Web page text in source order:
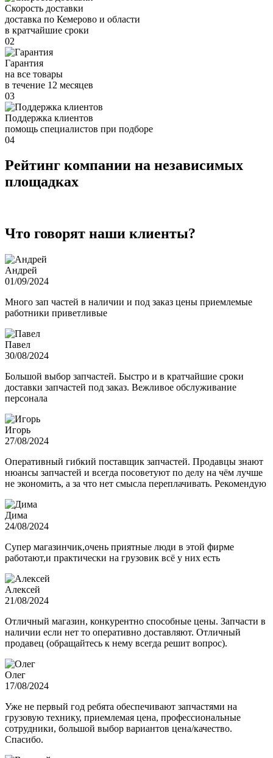
Скорость доставки
доставка по Кемерово и области
в кратчайшие сроки
02
Гарантия
на все товары
в течение 12 месяцев
03
Поддержка клиентов
помощь специалистов при подборе
04
Рейтинг компании на независимых
площадках
Что говорят наши клиенты?
Андрей
01/09/2024
Много зап частей в наличии и под заказ цены приемлемые
работники приветливые
Павел
30/08/2024
Большой выбор запчастей. Быстро и в кратчайшие сроки
доставки запчастей под заказ. Вежливое обслуживание
персонала
Игорь
27/08/2024
Оперативный гибкий поставщик запчастей. Продавцы знают
нюансы запчастей и всегда посоветуют по делу на чём лучше
не экономить, а за что нет смысла переплачивать. Рекомендую
Дима
24/08/2024
Супер магазинчик,очень приятные люди в этой фирме
работают,и практически на грузовик всё у них есть
Алексей
21/08/2024
Отличный магазин, конкурентно способные цены. Запчасти в
наличии если нет то оперативно доставляют. Отличный
продавец (обращайтесь к нему всегда решит вопрос).
Олег
17/08/2024
Уже не первый год ребята обеспечивают запчастями на
грузовую технику, приемлемая цена, профессиональные
сотрудники, большой выбор вариантов цена/качество.
Спасибо.